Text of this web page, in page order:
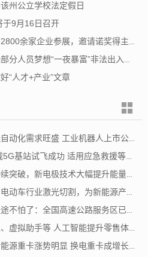
州公立学校法定假日
于9月16日召开
“人才+产业”文章